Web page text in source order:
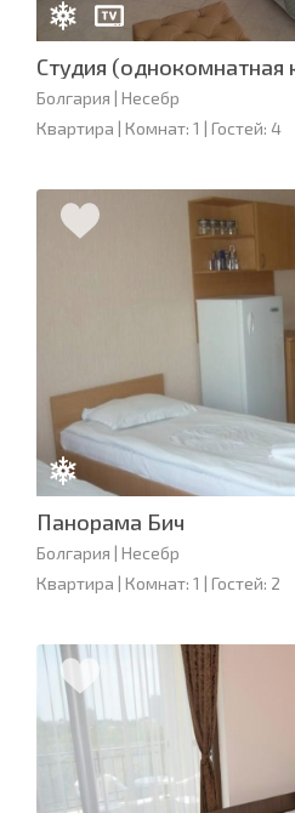
Студия (однокомнатная
Болгария | Несебр
Квартира | Комнат: 1 | Гостей: 4
Панорама Бич
Болгария | Несебр
Квартира | Комнат: 1 | Гостей: 2